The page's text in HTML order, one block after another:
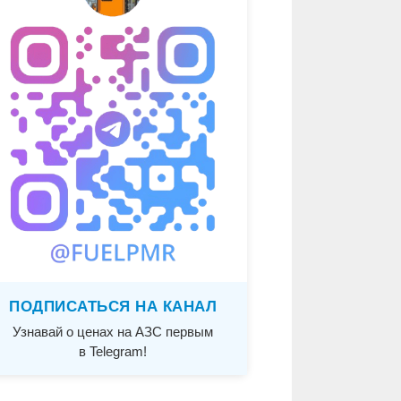
ПОДПИСАТЬСЯ НА КАНАЛ
Узнавай о ценах на АЗС первым
в Telegram!